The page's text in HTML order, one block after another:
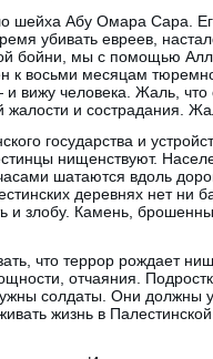
шейха Абу Омара Сара.
убивать евреев,
бойни, мы с помощью
к восьми месяцам
вижу человека. Жаль,
жалости и сострадания.
государства и
нищенствуют.
шатаются вдоль
деревнях нет ни
и злобу. Камень,
что террор рождает
отчаяния.
солдаты. Они должны
жизнь в